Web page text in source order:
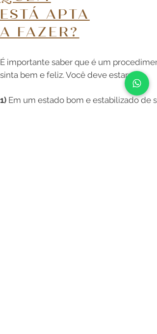
ESTÁ APTA
A FAZER?
É importante saber que é um
sinta bem e feliz. Você deve estar:
1) Em um estado bom e estabilizado de